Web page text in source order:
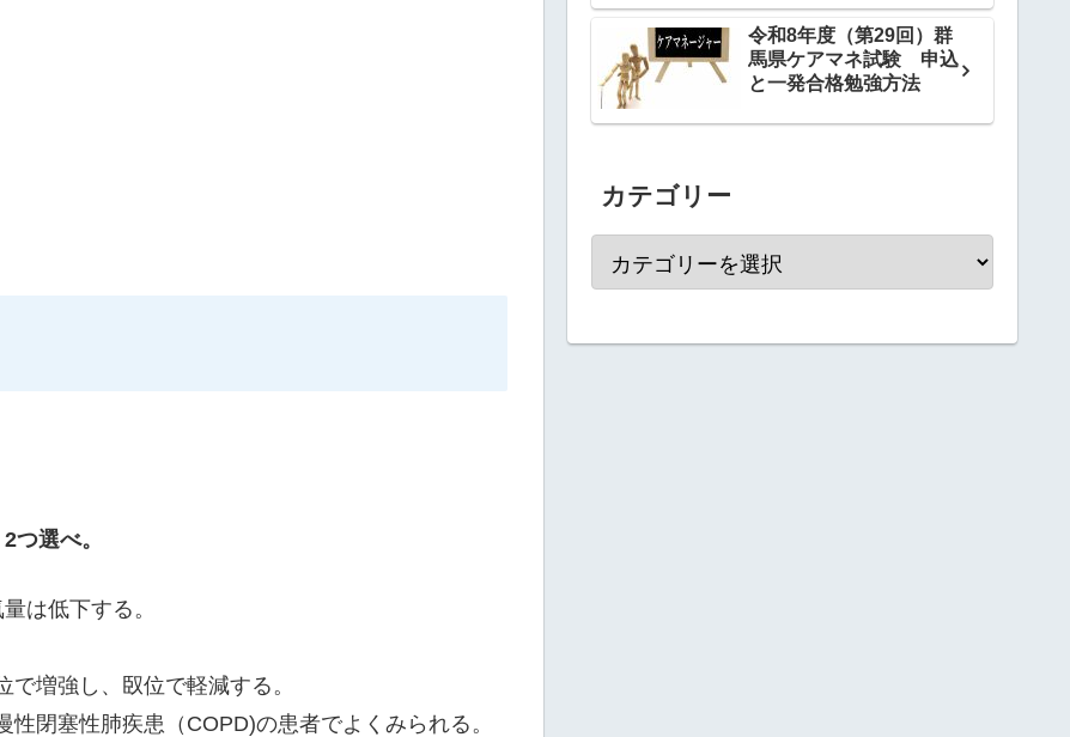
選べ。
は低下する。
増強し、臤位で軽減する。
閉塞性肺疾患（COPD)の患者でよくみられる。
令和8年度（第29回）群
馬県ケアマネ試験 申込
と一発合格勉強方法
カテゴリー